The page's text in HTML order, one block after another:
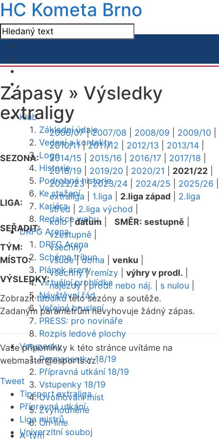
HC Kometa Brno
Klub
Základní údaje
Vedení a kontakty
Logo
Historie
Podrobná historie
Ke stažení
Kariéra
Redakce webu
DRFG Arena
DRFG Arena
Schéma tribun
Plánek areny
Virtuální prohlídka
Návštěvní řád
Veřejné bruslení
PRESS: pro novináře
Rozpis ledové plochy
Vstupenky
Permanentky 18/19
Přípravná utkání 18/19
Vstupenky 18/19
Uvolňování míst
Zvýhodněné
On-line
A-tým
Zápasy » Výsledky
extraligy
SEZONA:
2006/07|2007/08 2008/09 2009/10
2010/11|2011/12 2012/13 2013/14
2014/15
2015/16 2016/17 2017/18
2018/19
2019/20 2020/21 2021/22
2022/23|2023/24 2024/25 2025/26
LIGA:
extraliga 1.liga 2.liga západ
2.liga
střed
2.liga východ
SEŘADIT:
kolo|datum SMĚR: sestupně
vzestupně
TÝM:
všechny
MÍSTO:
všude|doma venku
VÝSLEDKY:
všechny|remízy výhry v prodl.
nájezdy|prodl. nebo náj. s nulou
Zobrazittabulkutéto sezóny a soutěže.
Zadaným parametrům nevyhovuje žádný zápas.
Vaše připomínky k této stránce uvítáme na
webmaster@esports.cz.
Tweet
Tipsport extraliga
Přípravná utkání
Liga mistrů
Univerzitní souboj